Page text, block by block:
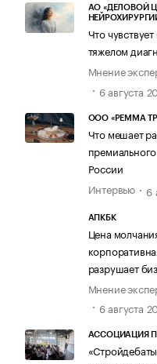
АО «ДЕЛОВОЙ
Что
тяжелом
Мнение
6 августа
ООО «РЕММА
Что мешает
России
Интервью
6
АПКБК
Цена
разрушает
Мнение
6 августа
АССОЦИАЦИЯ